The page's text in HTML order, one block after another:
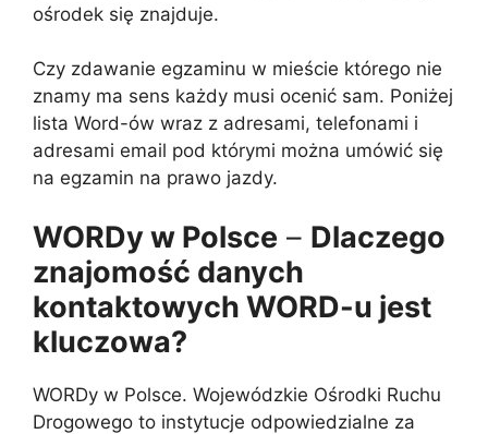
ośrodek się znajduje.
Czy zdawanie egzaminu w mieście którego nie
znamy ma sens każdy musi ocenić sam. Poniżej
lista Word-ów wraz z adresami, telefonami i
adresami email pod którymi można umówić się
na egzamin na prawo jazdy.
WORDy w Polsce – Dlaczego
znajomość danych
kontaktowych WORD-u jest
kluczowa?
WORDy w Polsce. Wojewódzkie Ośrodki Ruchu
Drogowego to instytucje odpowiedzialne za